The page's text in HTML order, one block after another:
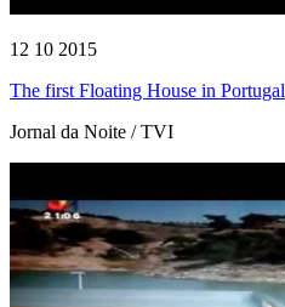
12 10 2015
The first Floating House in Portugal
Jornal da Noite / TVI